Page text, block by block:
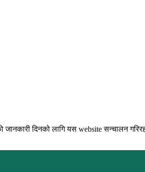
जानकारी दिनको लागि यस website सन्चालन